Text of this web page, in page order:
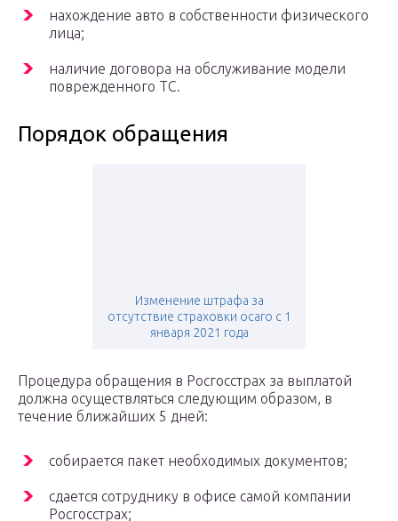
нахождение авто в собственности физического
лица;
наличие договора на обслуживание модели
поврежденного ТС.
Порядок обращения
Изменение штрафа за
отсутствие страховки осаго с 1
января 2021 года
Процедура обращения в Росгосстрах за выплатой
должна осуществляться следующим образом, в
течение ближайших 5 дней:
собирается пакет необходимых документов;
сдается сотруднику в офисе самой компании
Росгосстрах;